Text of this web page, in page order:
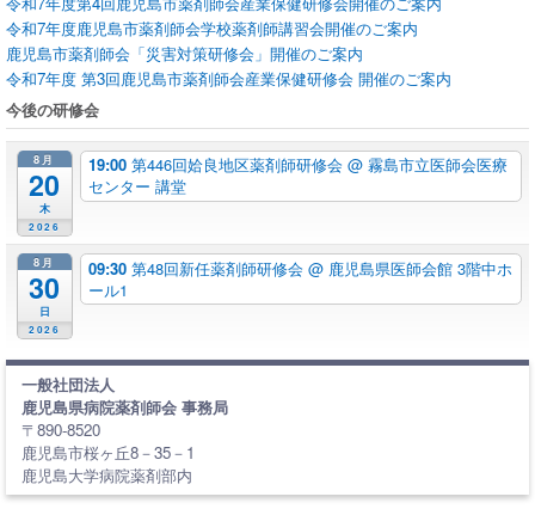
令和7年度鹿児島市薬剤師会学校薬剤師講習会開催のご案内
鹿児島市薬剤師会「災害対策研修会」開催のご案内
令和7年度 第3回鹿児島市薬剤師会産業保健研修会 開催のご案内
今後の研修会
8月
20
木
2026
19:00 第446回姶良地区薬剤師研修会 @ 霧島市立医師会医療
センター 講堂
8月
30
日
2026
09:30 第48回新任薬剤師研修会 @ 鹿児島県医師会館 3階中ホ
ール1
一般社団法人
鹿児島県病院薬剤師会 事務局
〒890-8520
鹿児島市桜ヶ丘8－35－1
鹿児島大学病院薬剤部内